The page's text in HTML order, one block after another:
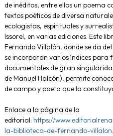
de inéditos, entre ellos un poema
textos poéticos de diversa
ecologistas, espirituales y
Issorel, en varias ediciones. Este
Fernando Villalón, donde se da
se incorporan varios índices para
documentales de gran
de Manuel Halcón), permite
de campo y poeta que la
Enlace a la página de la
editorial: https://
la-biblioteca-de-fernando-